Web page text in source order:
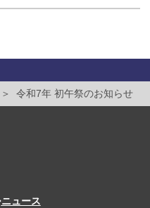
令和7年 初午祭のお知らせ
ニュース